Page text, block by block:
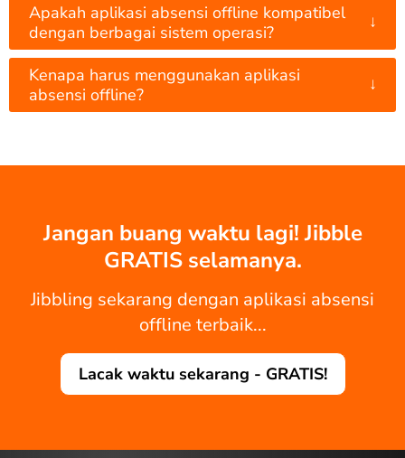
Apakah aplikasi absensi offline kompatibel
dengan berbagai sistem operasi?
↓
Kenapa harus menggunakan aplikasi
absensi offline?
↓
Jangan buang waktu lagi! Jibble
GRATIS selamanya.
Jibbling sekarang dengan aplikasi absensi
offline terbaik...
Lacak waktu sekarang - GRATIS!